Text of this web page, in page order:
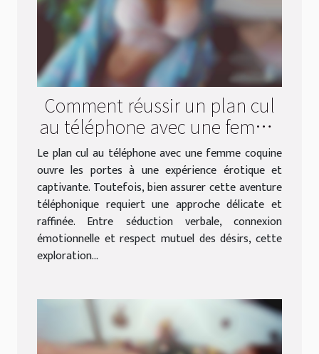
Comment réussir un plan cul
au téléphone avec une femme
coquine ?
Le plan cul au téléphone avec une femme coquine
ouvre les portes à une expérience érotique et
captivante. Toutefois, bien assurer cette aventure
téléphonique requiert une approche délicate et
raffinée. Entre séduction verbale, connexion
émotionnelle et respect mutuel des désirs, cette
exploration...